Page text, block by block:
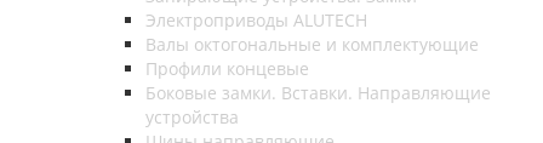
Электроприводы ALUTECH
Валы октогональные и комплектующие
Профили концевые
Боковые замки. Вставки. Направляющие
устройства